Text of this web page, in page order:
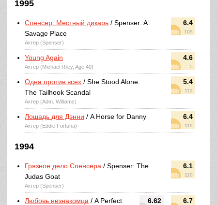
1995
6.4
105
Спенсер: Местный дикарь / Spenser: A
Savage Place
Актер (Spenser)
4.6
5
Young Again
Актер (Michael Riley, Age 40)
5.4
112
Одна против всех / She Stood Alone:
The Tailhook Scandal
Актер (Adm. Williams)
6.4
119
Лошадь для Дэнни / A Horse for Danny
Актер (Eddie Fortuna)
1994
6.1
110
Грязное дело Спенсера / Spenser: The
Judas Goat
Актер (Spenser)
6.62 6.7
Любовь незнакомца / A Perfect